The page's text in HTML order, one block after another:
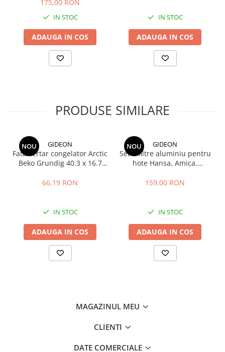
175,00 RON
IN STOC
ADAUGA IN COS
IN STOC
ADAUGA IN COS
PRODUSE SIMILARE
NOU GIDEON
Fata sertar congelator Arctic
Beko Grundig 40.3 x 16.7
C00911422
66,19 RON
IN STOC
ADAUGA IN COS
NOU GIDEON
Set 2 filtre aluminiu pentru
hote Hansa, Amica,
filtru parte mobila,
159,00 RON
IN STOC
ADAUGA IN COS
MAGAZINUL MEU
CLIENTI
DATE COMERCIALE